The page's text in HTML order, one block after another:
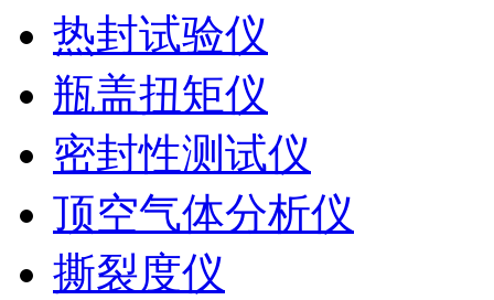
热封试验仪
瓶盖扭矩仪
密封性测试仪
顶空气体分析仪
撕裂度仪